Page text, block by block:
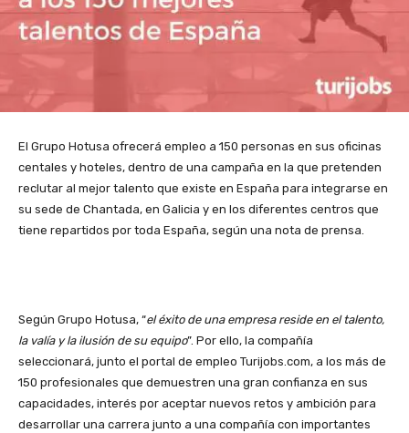
El Grupo Hotusa ofrecerá empleo a 150 personas en sus oficinas
centales y hoteles, dentro de una campaña en la que pretenden
reclutar al mejor talento que existe en España para integrarse en
su sede de Chantada, en Galicia y en los diferentes centros que
tiene repartidos por toda España, según una nota de prensa.
Según Grupo Hotusa, “el éxito de una empresa reside en el talento,
la valía y la ilusión de su equipo”. Por ello, la compañía
seleccionará, junto el portal de empleo Turijobs.com, a los más de
150 profesionales que demuestren una gran confianza en sus
capacidades, interés por aceptar nuevos retos y ambición para
desarrollar una carrera junto a una compañía con importantes